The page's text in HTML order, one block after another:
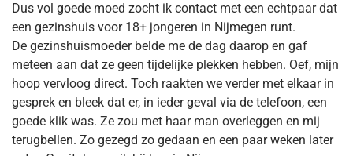
Dus vol goede moed zocht ik contact met een echtpaar dat
een gezinshuis voor 18+ jongeren in Nijmegen runt.
De gezinshuismoeder belde me de dag daarop en gaf
meteen aan dat ze geen tijdelijke plekken hebben. Oef, mijn
hoop vervloog direct. Toch raakten we verder met elkaar in
gesprek en bleek dat er, in ieder geval via de telefoon, een
goede klik was. Ze zou met haar man overleggen en mij
terugbellen. Zo gezegd zo gedaan en een paar weken later